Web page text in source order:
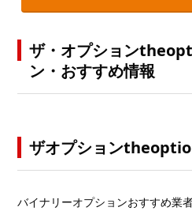
ザ・オプション
ン・おすすめ情報
ザオプション
バイナリーオプションおすすめ業